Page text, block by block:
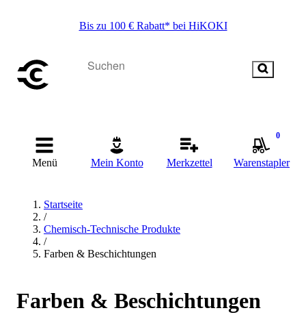
Bis zu 100 € Rabatt* bei HiKOKI
Menü Mein Konto Merkzettel
0
Warenstapler
Startseite
/
Chemisch-Technische Produkte
/
Farben & Beschichtungen
Farben & Beschichtungen